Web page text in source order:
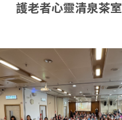
護老者心靈清泉茶室